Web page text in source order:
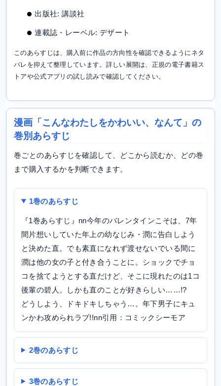
出版社: 講談社
連載誌・レーベル: デザート
このあらすじは、購入前に作品の方向性を確認できるようにネタ
バレを抑えて整理しています。詳しい展開は、正規の電子書籍ス
トアや公式アプリの試し読みで確認してください。
漫画「こんなわたしをかわいい、なんて」の
巻別あらすじ
巻ごとのあらすじを確認して、どこから読むか、どの巻
まで購入するかを判断できます。
1巻のあらすじ
『1巻あらすじ』nn今年のバレンタインこそは、7年
間片想いしていた年上の幼なじみ・潤に告白しよう
と決めた直。でも素直になれず渡せないでいる間に
潤は他の女の子と付き合うことに。ショックでチョ
コを捨てようとする直だけど、そこに現れたのは1コ
後輩の碧人。しかも直のことが好きらしい……!?
どうしよう、ドキドキしちゃう…。年下男子にキュ
ンかわ攻められラブ!!nn引用：コミックシーモア
2巻のあらすじ
3巻のあらすじ